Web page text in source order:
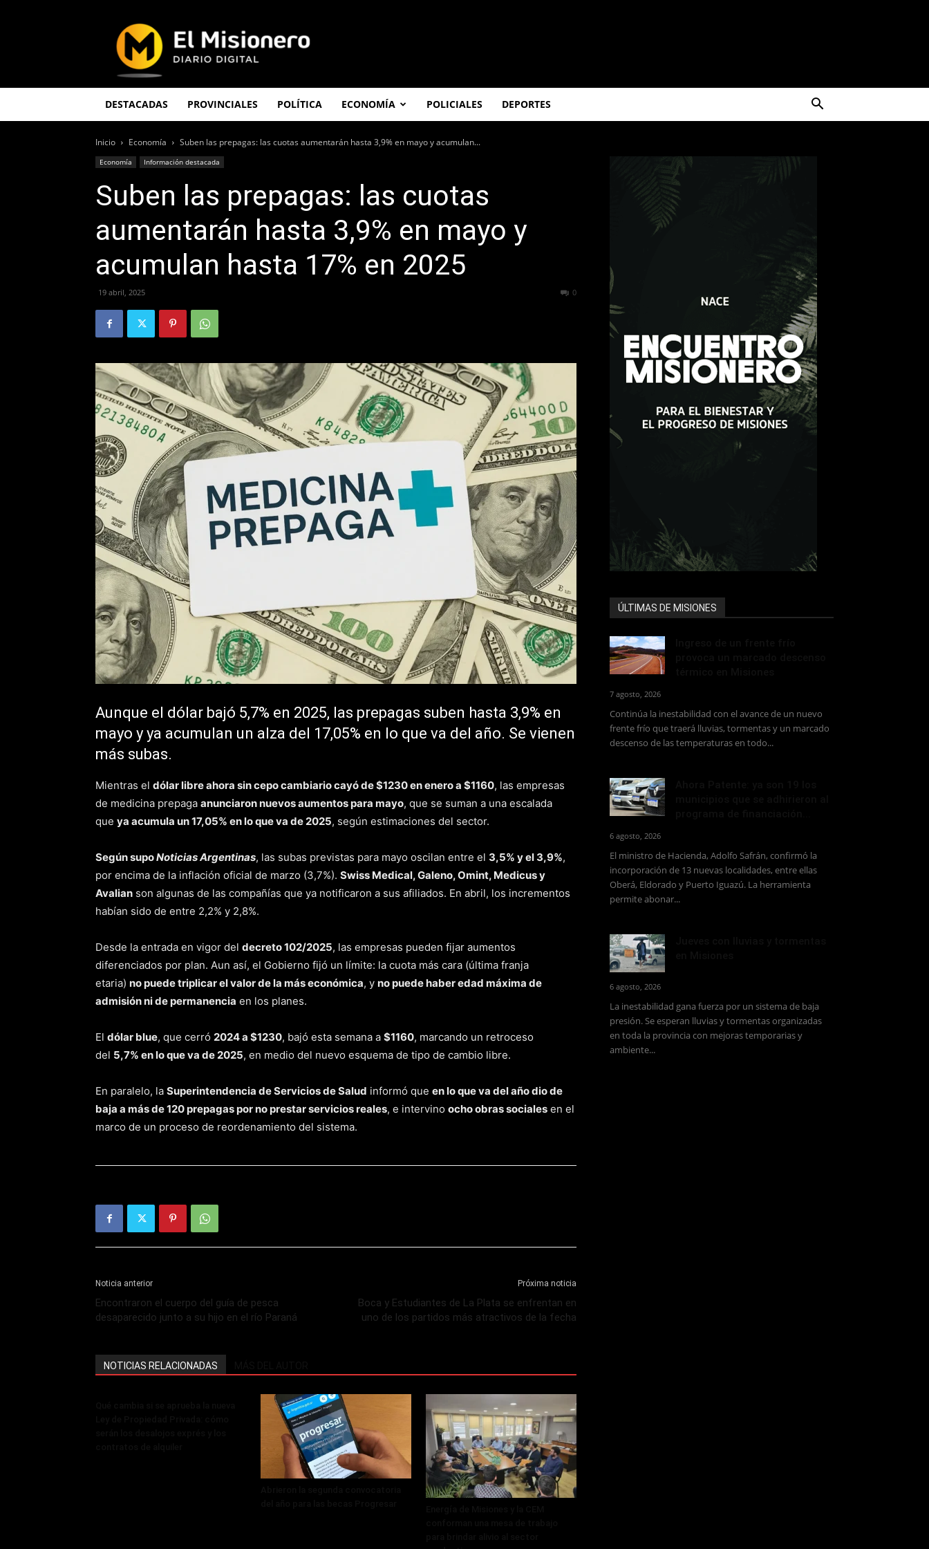
Misionero
DESTACADAS PROVINCIALES POLÍTICA ECONOMÍA POLICIALES DEPORTES
Inicio Economía Suben las prepagas: las cuotas aumentarán hasta 3,9% en mayo y acumulan...
Economía Información destacada
Suben las prepagas: las cuotas
aumentarán hasta 3,9% en mayo y
acumulan hasta 17% en 2025
19 abril, 2025 0
Aunque el dólar bajó 5,7% en 2025, las prepagas suben hasta 3,9% en
mayo y ya acumulan un alza del 17,05% en lo que va del año. Se vienen
más subas.
Mientras el dólar libre ahora sin cepo cambiario cayó de $1230 en enero a $1160, las empresas
de medicina prepaga anunciaron nuevos aumentos para mayo, que se suman a una escalada
que ya acumula un 17,05% en lo que va de 2025, según estimaciones del sector.
Según supoNoticias Argentinas, las subas previstas para mayo oscilan entre el 3,5% y el 3,9%,
por encima de la inflación oficial de marzo (3,7%). Swiss Medical, Galeno, Omint, Medicus y
Avalian son algunas de las compañías que ya notificaron a sus afiliados. En abril, los incrementos
habían sido de entre 2,2% y 2,8%.
Desde la entrada en vigor del decreto 102/2025, las empresas pueden fijar aumentos
diferenciados por plan. Aun así, el Gobierno fijó un límite: la cuota más cara (última franja
etaria) no puede triplicar el valor de la más económica, y no puede haber edad máxima de
admisión ni de permanencia en los planes.
El dólar blue, que cerró 2024 a $1230, bajó esta semana a $1160, marcando un retroceso
del 5,7% en lo que va de 2025, en medio del nuevo esquema de tipo de cambio libre.
En paralelo, la Superintendencia de Servicios de Salud informó que en lo que va del año dio de
baja a más de 120 prepagas por no prestar servicios reales, e intervino ocho obras sociales en el
marco de un proceso de reordenamiento del sistema.
Noticia anterior
Encontraron el cuerpo del guía de pesca
desaparecido junto a su hijo en el río Paraná
Próxima noticia
Boca y Estudiantes de La Plata se enfrentan en
uno de los partidos más atractivos de la fecha
NOTICIAS RELACIONADAS
ÚLTIMAS DE MISIONES
7 agosto, 2026
Continúa la inestabilidad con el avance de un nuevo
frente frío que traerá lluvias, tormentas y un marcado
descenso de las temperaturas en todo...
6 agosto, 2026
El ministro de Hacienda, Adolfo Safrán, confirmó la
incorporación de 13 nuevas localidades, entre ellas
Oberá, Eldorado y Puerto Iguazú. La herramienta
permite abonar...
6 agosto, 2026
La inestabilidad gana fuerza por un sistema de baja
presión. Se esperan lluvias y tormentas organizadas
en toda la provincia con mejoras temporarias y
ambiente...